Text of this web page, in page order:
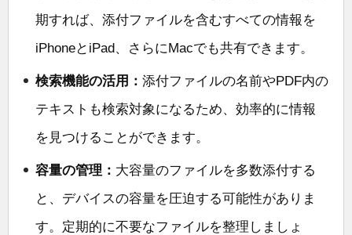
期すれば、添付ファイルを含むすべての情報を
iPhoneとiPad、さらにMacでも共有できます。
検索機能の活用： 添付ファイルの名前やPDF内の
テキストも検索対象になるため、効率的に情報
を見つけることができます。
容量の管理： 大容量のファイルを多数添付する
と、デバイスの容量を圧迫する可能性がありま
す。定期的に不要なファイルを整理しましょ